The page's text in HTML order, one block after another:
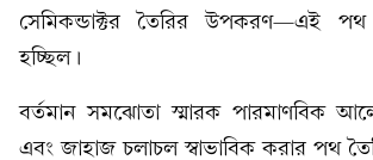
সেমিকন্ডাক্টর তৈরির উপকরণ—এই পথ
হচ্ছিল।
বর্তমান সমঝোতা স্মারক পারমাণবিক
এবং জাহাজ চলাচল স্বাভাবিক করার পথ